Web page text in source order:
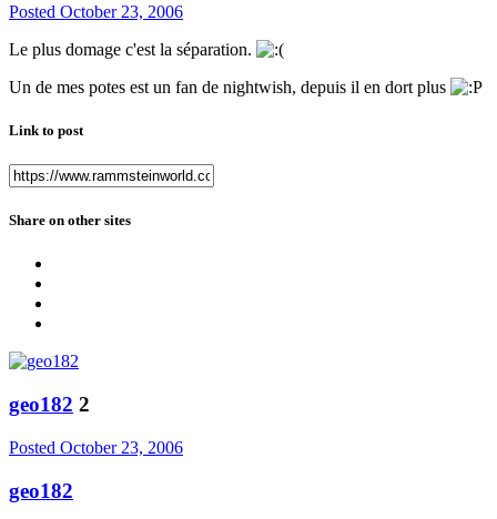
Posted October 23, 2006
Le plus domage c'est la séparation.
Un de mes potes est un fan de nightwish, depuis il en dort plus
Link to post
Share on other sites
geo182 2
Posted October 23, 2006
geo182